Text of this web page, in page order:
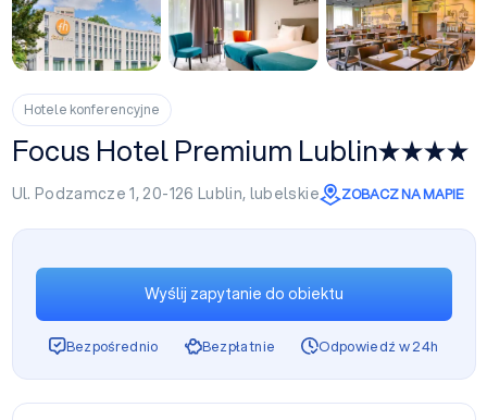
Hotele konferencyjne
Focus Hotel Premium Lublin
Ul. Podzamcze 1, 20-126 Lublin, lubelskie ZOBACZ NA MAPIE
Wyślij zapytanie do obiektu
Bezpośrednio Bezpłatnie Odpowiedź w 24h